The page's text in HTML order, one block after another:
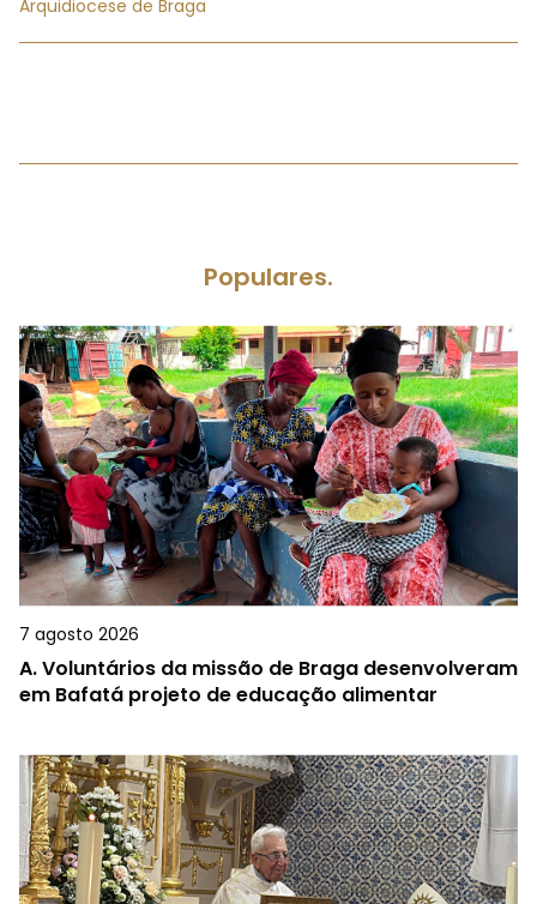
Arquidiocese de Braga
Populares.
7 agosto 2026
A.Voluntários da missão de Braga desenvolveram
em Bafatá projeto de educação alimentar